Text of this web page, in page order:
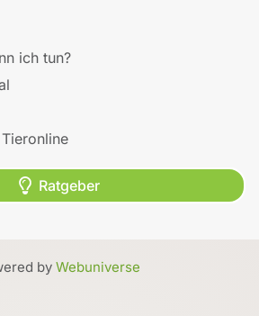
ich tun?
Ratgeber
by Webuniverse